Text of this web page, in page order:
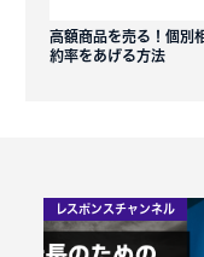
高額商品を売る！個別
約率をあげる方法
レスポンスチャンネル